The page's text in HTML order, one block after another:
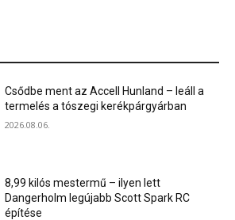
Csődbe ment az Accell Hunland – leáll a
termelés a tószegi kerékpárgyárban
2026.08.06.
8,99 kilós mestermű – ilyen lett
Dangerholm legújabb Scott Spark RC
építése